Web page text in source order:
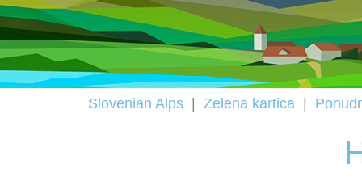
Slovenian Alps Zelena kartica